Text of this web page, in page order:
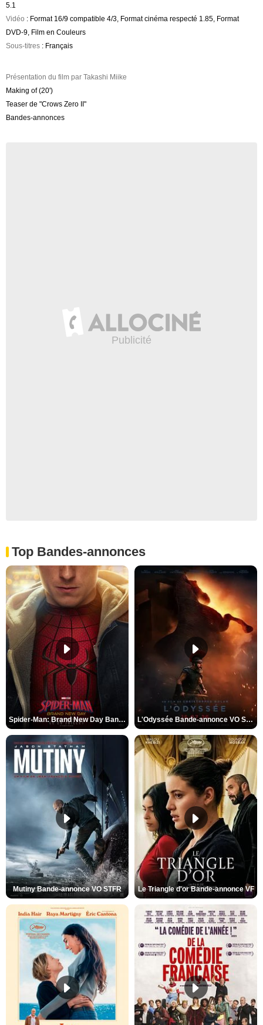
5.1
Vidéo : Format 16/9 compatible 4/3, Format cinéma respecté 1.85, Format
DVD-9, Film en Couleurs
Sous-titres : Français
Présentation du film par Takashi Miike
Making of (20')
Teaser de "Crows Zero II"
Bandes-annonces
Top Bandes-annonces
Spider-Man: Brand New Day Bande-annonce VO STFR L'Odyssée Bande-annonce VO STFR
Mutiny Bande-annonce VO STFR Le Triangle d'or Bande-annonce VF